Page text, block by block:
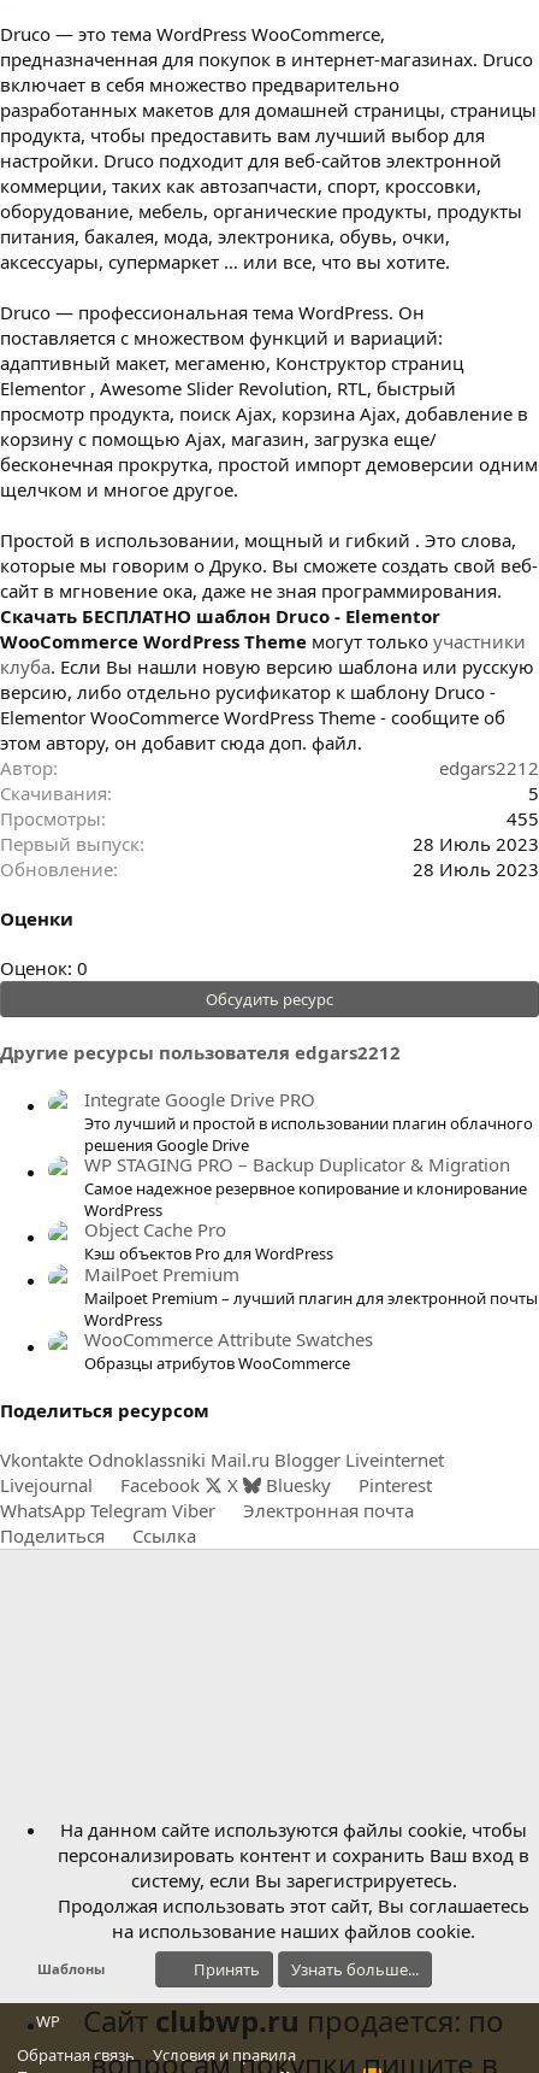
и
я
Druco — это тема WordPress WooCommerce,
предназначенная для покупок в интернет-магазинах. Druco
включает в себя множество предварительно
разработанных макетов для домашней страницы, страницы
продукта, чтобы предоставить вам лучший выбор для
настройки. Druco подходит для веб-сайтов электронной
коммерции, таких как автозапчасти, спорт, кроссовки,
оборудование, мебель, органические продукты, продукты
питания, бакалея, мода, электроника, обувь, очки,
аксессуары, супермаркет … или все, что вы хотите.
Druco — профессиональная тема WordPress. Он
поставляется с множеством функций и вариаций:
адаптивный макет, мегаменю, Конструктор страниц
Elementor , Awesome Slider Revolution, RTL, быстрый
просмотр продукта, поиск Ajax, корзина Ajax, добавление в
корзину с помощью Ajax, магазин, загрузка еще/
бесконечная прокрутка, простой импорт демоверсии одним
щелчком и многое другое.
Простой в использовании, мощный и гибкий . Это слова,
которые мы говорим о Друко. Вы сможете создать свой веб-
сайт в мгновение ока, даже не зная программирования.
Cкачать БЕСПЛАТНО шаблон Druco - Elementor
WooCommerce WordPress Theme могут только участники
клуба. Если Вы нашли новую версию шаблона или русскую
версию, либо отдельно русификатор к шаблону Druco -
Elementor WooCommerce WordPress Theme - сообщите об
этом автору, он добавит сюда доп. файл.
Автор
edgars2212
Скачивания
5
Просмотры
455
Первый выпуск
28 Июль 2023
Обновление
28 Июль 2023
Оценки
0
.
0
0
з
Оценок: 0
Обсудить ресурс
Другие ресурсы пользователя edgars2212
Integrate Google Drive PRO
Это лучший и простой в использовании плагин облачного
решения Google Drive
WP STAGING PRO – Backup Duplicator & Migration
Самое надежное резервное копирование и клонирование
WordPress
Object Cache Pro
Кэш объектов Pro для WordPress
MailPoet Premium
Mailpoet Premium – лучший плагин для электронной почты
WordPress
WooCommerce Attribute Swatches
Образцы атрибутов WooCommerce
Поделиться ресурсом
Vkontakte Odnoklassniki Mail.ru Blogger Liveinternet
Livejournal
Facebook X Bluesky
Pinterest
WhatsApp Telegram Viber
Электронная почта
Поделиться
Ссылка
Шаблоны
WP
Обратная связь
Условия и правила
На данном сайте используются файлы cookie, чтобы
персонализировать контент и сохранить Ваш вход в
систему, если Вы зарегистрируетесь.
Продолжая использовать этот сайт, Вы соглашаетесь
на использование наших файлов cookie.
Принять Узнать больше...
Сайт clubwp.ru продается: по
вопросам покупки пишите в